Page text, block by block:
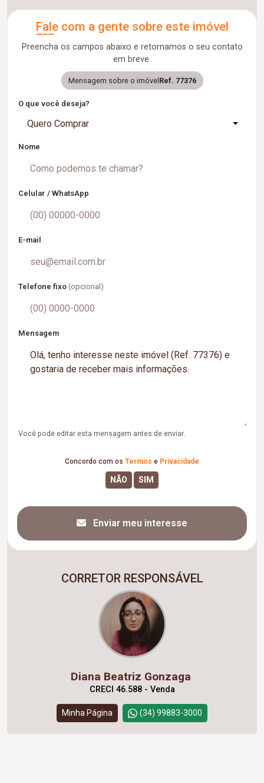
Fale com a gente sobre este imóvel
Preencha os campos abaixo e retornamos o seu contato
em breve.
Mensagem sobre o imóvel Ref. 77376
O que você deseja?
Quero Comprar
Nome
Celular / WhatsApp
E-mail
Telefone fixo (opcional)
Mensagem
Você pode editar esta mensagem antes de enviar.
Concordo com os Termos e Privacidade
Enviar meu interesse
CORRETOR RESPONSÁVEL
Diana Beatriz Gonzaga
CRECI 46.588 - Venda
Minha Página (34) 99883-3000